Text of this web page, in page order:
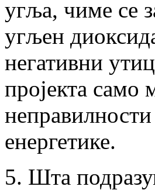
угља, чиме се
угљен
негативни
пројекта само
енергетике.
5. Шта